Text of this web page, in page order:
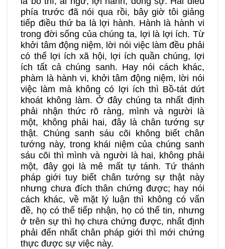
phía trước đã nói qua rồi, bây giờ tôi giảng
tiếp điều thứ ba là lợi hành. Hành là hành vi
trong đời sống của chúng ta, lợi là lợi ích. Từ
khởi tâm động niệm, lời nói việc làm đều phải
có thể lợi ích xã hội, lợi ích quần chúng, lợi
ích tất cả chúng sanh. Hay nói cách khác,
phàm là hành vi, khởi tâm động niệm, lời nói
việc làm mà không có lợi ích thì Bồ-tát dứt
khoát không làm. Ở đây chúng ta nhất định
phải nhận thức rõ ràng, mình và người là
một, không phải hai, đây là chân tướng sự
thật. Chúng sanh sáu cõi không biết chân
tướng này, trong khái niệm của chúng sanh
sáu cõi thì mình và người là hai, không phải
một, đây gọi là mê mất tự tánh. Tứ thánh
pháp giới tuy biết chân tướng sự thật này
nhưng chưa đích thân chứng được; hay nói
cách khác, về mặt lý luận thì không có vấn
đề, họ có thể tiếp nhận, họ có thể tin, nhưng
ở trên sự thì họ chưa chứng được, nhất định
phải đến nhất chân pháp giới thì mới chứng
thực được sự việc này.